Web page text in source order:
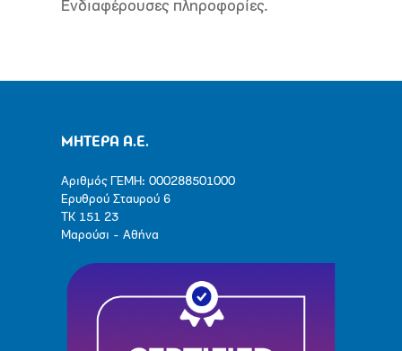
Ενδιαφέρουσες πληροφορίες.
ΜΗΤΕΡΑ Α.Ε.
Αριθμός ΓΕΜΗ: 000288501000
Ερυθρού Σταυρού 6
ΤΚ 151 23
Μαρούσι - Αθήνα